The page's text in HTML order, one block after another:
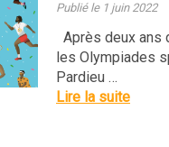
Publié le 1 juin 2022
Après deux ans
les Olympiades
Pardieu …
Lire la suite